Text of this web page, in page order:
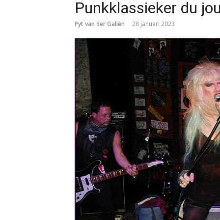
Punkklassieker du
Pyt van der Galiën 28 januari 2023